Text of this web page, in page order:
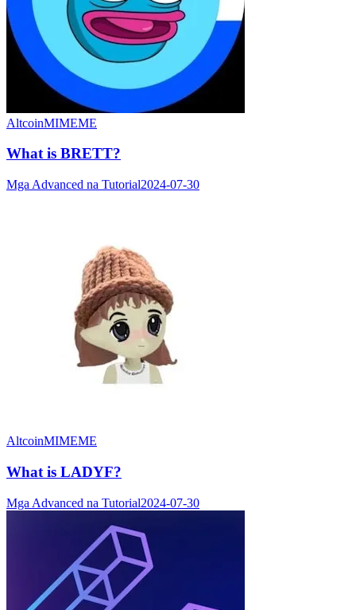
AltcoinMIMEME
What is BRETT?
Mga Advanced na Tutorial2024-07-30
AltcoinMIMEME
What is LADYF?
Mga Advanced na Tutorial2024-07-30